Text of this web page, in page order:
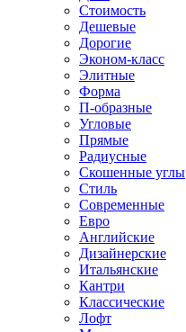
Стоимость
Дешевые
Дорогие
Эконом-класс
Элитные
Форма
П-образные
Угловые
Прямые
Радиусные
Скошенные углы
Стиль
Современные
Евро
Английские
Дизайнерские
Итальянские
Кантри
Классические
Лофт